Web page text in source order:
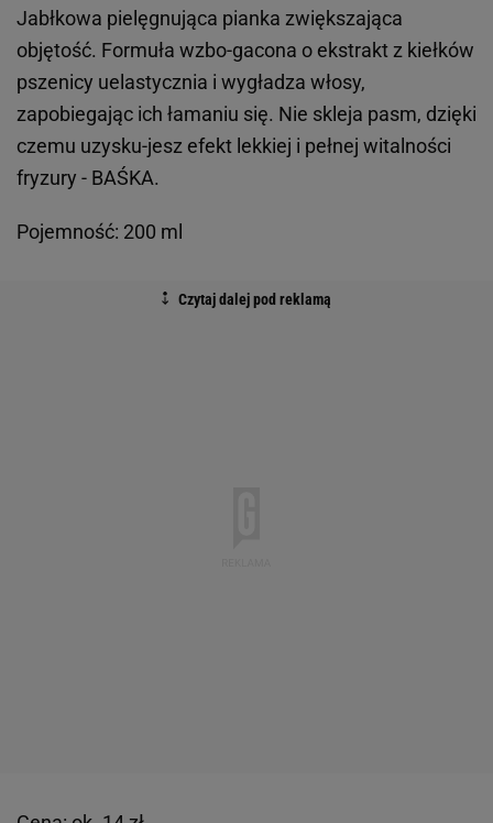
Jabłkowa pielęgnująca pianka zwiększająca
objętość. Formuła wzbo-gacona o ekstrakt z kiełków
pszenicy uelastycznia i wygładza włosy,
zapobiegając ich łamaniu się. Nie skleja pasm, dzięki
czemu uzysku-jesz efekt lekkiej i pełnej witalności
fryzury - BAŚKA.
Pojemność: 200 ml